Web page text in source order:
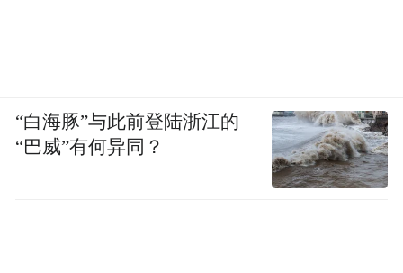
“白海豚”与此前登陆浙江的
“巴威”有何异同？